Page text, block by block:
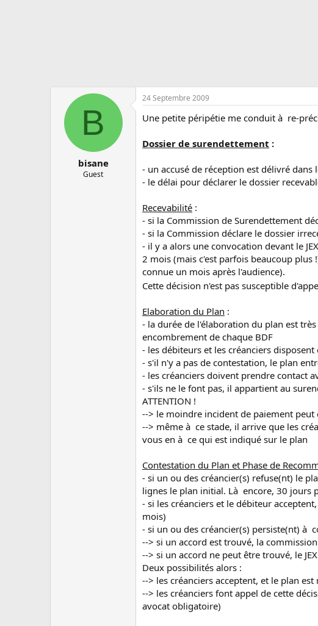
B
bisane
Guest
24 Septembre 2009
Une petite péripétie me conduit à re-
Dossier de surendettement :
- un accusé de réception est délivré
- le délai pour déclarer le dossier
Recevabilité :
- si la Commission de Surendettement
- si la Commission déclare le dossier
- il y a alors une convocation devant le
2 mois (mais c'est parfois beaucoup
connue un mois après l'audience).
Cette décision n'est pas susceptible
Elaboration du Plan :
- la durée de l'élaboration du plan est
encombrement de chaque BDF
- les débiteurs et les créanciers
- s'il n'y a pas de contestation, le plan
- les créanciers doivent prendre contact
- s'ils ne le font pas, il appartient au
ATTENTION !
--> le moindre incident de paiement peut
--> même à ce stade, il arrive que les
vous en à ce qui est indiqué sur le plan
Contestation du Plan et Phase de
- si un ou des créancier(s) refuse(nt) le
lignes le plan initial. Là encore, 30 jours
- si les créanciers et le débiteur
mois)
- si un ou des créancier(s) persiste(nt) à
--> si un accord est trouvé, la
--> si un accord ne peut être trouvé, le
Deux possibilités alors :
--> les créanciers acceptent, et le plan est
--> les créanciers font appel de cette
avocat obligatoire)